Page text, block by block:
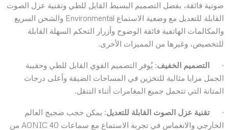
صوتية فائقة، بفضل التصميم البسيط القابل للطي وتقنية عزل الصوت
القابلة للتعديل مع وضعية الاستماع Environmental والشحن السريع
والمكالمات الهاتفية فائقة الوضوح وأزرار التحكم السهلة القابلة
للتخصيص، وغيرها من المميزات الأخرى.
· التصميم الخفيف: يُوفر التصميم القوي القابل للطي وحقيبة
الحمل مزايا مثالية للتخزين في المساحات الضيقة وأعلى درجات
المتانة التي تتحمل جميع المغامرات أثناء التنقل.
·تقنية عزل الصوت القابلة للتعديل: يمكن حجب ضجيج العالم
الخارجي والانغماس في تجربة الاستماع مع سماعات AONIC 40 من